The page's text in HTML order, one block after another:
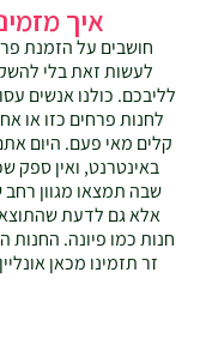
איך
חושבים על הזמנת
לעשות זאת בלי
לליבכם. כולנו אנשים
לחנות פרחים כזו או
קלים מאי פעם. היום
באינטרנט, ואין ספק
שבה תמצאו מגוון
אלא גם לדעת
חנות כמו פיונה.
זר תזמינו מכאן